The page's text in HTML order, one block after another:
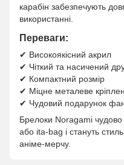
карабін забезпечують
використанні.
Переваги:
✔ Високоякісний акрил
✔ Чіткий та насичений
✔ Компактний розмір
✔ Міцне металеве
✔ Чудовий подарунок
Брелоки Noragami чудово
або ita-bag і стануть
аніме-мерчу.